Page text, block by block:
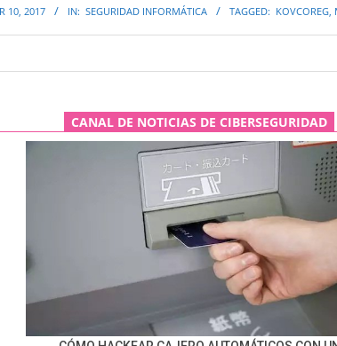
10, 2017 IN: SEGURIDAD INFORMÁTICA TAGGED: KOVCOREG
CANAL DE NOTICIAS DE CIBERSEGURIDAD